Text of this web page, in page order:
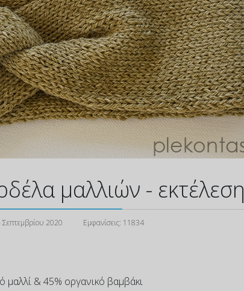
μαλλιών - εκτέλεση
Σεπτεμβρίου 2020 Εμφανίσεις: 11834
μαλλί & 45% οργανικό βαμβάκι